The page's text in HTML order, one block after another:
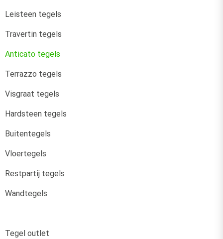
Leisteen tegels
Travertin tegels
Anticato tegels
Terrazzo tegels
Visgraat tegels
Hardsteen tegels
Buitentegels
Vloertegels
Restpartij tegels
Wandtegels
Tegel outlet